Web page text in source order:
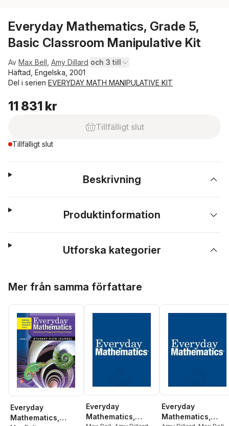
Everyday Mathematics, Grade 5,
Basic Classroom Manipulative Kit
Av Max Bell Amy Dillard och 3 till
Häftad, Engelska, 2001
Del i serien EVERYDAY MATH MANIPULATIVE KIT
11 831 kr
Tillfälligt slut
Tillfälligt slut
Beskrivning
Produktinformation
Utforska kategorier
Mer från samma författare
Everyday
Mathematics,
Everyday
Mathematics,
Everyday
Mathematics,